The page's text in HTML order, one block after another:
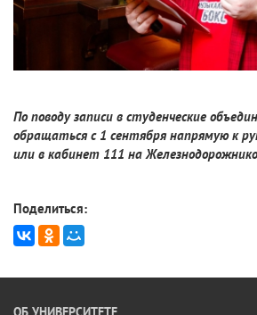
По поводу записи в студенческие
обращаться с 1 сентября напрямую к
или в кабинет 111 на
Поделиться: